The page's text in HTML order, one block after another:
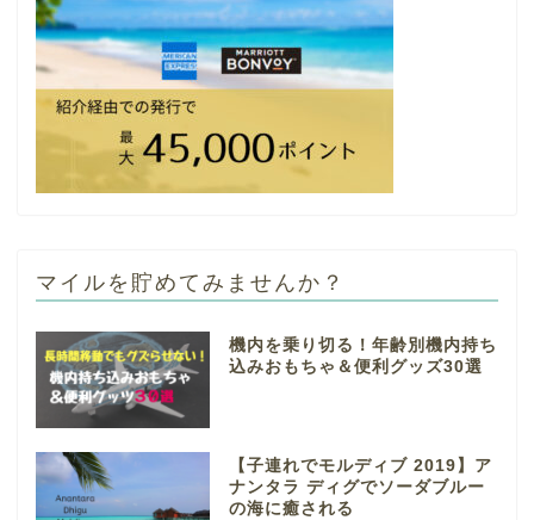
マイルを貯めてみませんか？
機内を乗り切る！年齢別機内持ち
込みおもちゃ＆便利グッズ30選
【子連れでモルディブ 2019】ア
ナンタラ ディグでソーダブルー
の海に癒される